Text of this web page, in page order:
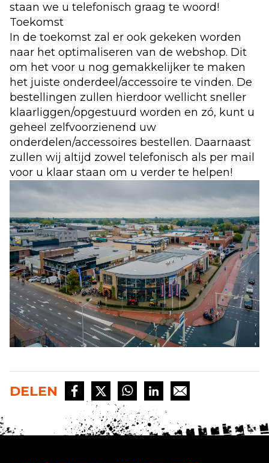
staan we u telefonisch graag te woord!
Toekomst
In de toekomst zal er ook gekeken worden
naar het optimaliseren van de webshop. Dit
om het voor u nog gemakkelijker te maken
het juiste onderdeel/accessoire te vinden. De
bestellingen zullen hierdoor wellicht sneller
klaarliggen/opgestuurd worden en zó, kunt u
geheel zelfvoorzienend uw
onderdelen/accessoires bestellen. Daarnaast
zullen wij altijd zowel telefonisch als per mail
voor u klaar staan om u verder te helpen!
DELEN